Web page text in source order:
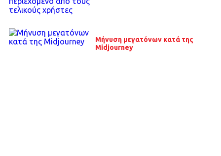
Μήνυση μεγατόνων κατά της
Midjourney